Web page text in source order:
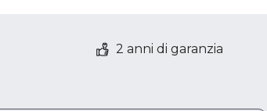
2 anni di garanzia